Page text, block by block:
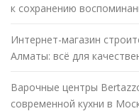
к сохранению
Интернет-магазин
Алматы: всё для
Варочные центры
современной кухни в